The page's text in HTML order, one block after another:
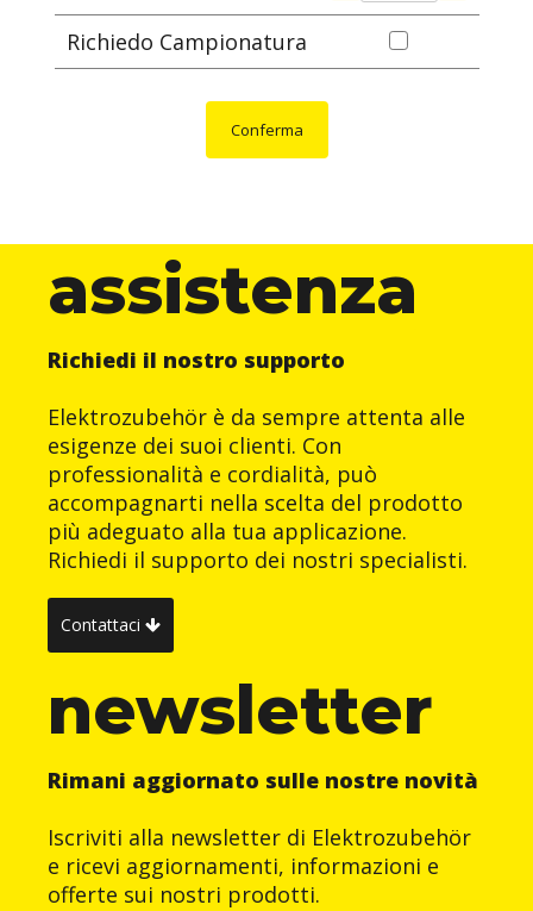
Richiedo Campionatura
Conferma
assistenza
Richiedi il nostro supporto
Elektrozubehör è da sempre attenta alle
esigenze dei suoi clienti. Con
professionalità e cordialità, può
accompagnarti nella scelta del prodotto
più adeguato alla tua applicazione.
Richiedi il supporto dei nostri specialisti.
Contattaci
newsletter
Rimani aggiornato sulle nostre novità
Iscriviti alla newsletter di Elektrozubehör
e ricevi aggiornamenti, informazioni e
offerte sui nostri prodotti.